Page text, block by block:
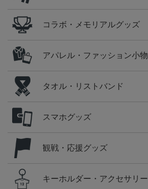
コラボ・メモリアルグッズ
アパレル・ファッション小物
タオル・リストバンド
スマホグッズ
観戦・応援グッズ
キーホルダー・アクセサリー